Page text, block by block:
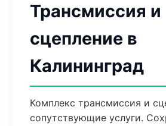
Трансмиссия и
сцепление в
Калининград
Комплекс трансмиссия и
сопутствующие услуги.